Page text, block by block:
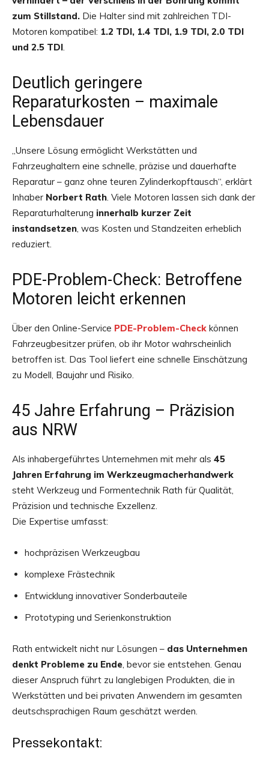
zum Stillstand. Die Halter sind mit zahlreichen TDI-
Motoren kompatibel: 1.2 TDI, 1.4 TDI, 1.9 TDI, 2.0 TDI
und 2.5 TDI.
Deutlich geringere
Reparaturkosten – maximale
Lebensdauer
„Unsere Lösung ermöglicht Werkstätten und
Fahrzeughaltern eine schnelle, präzise und dauerhafte
Reparatur – ganz ohne teuren Zylinderkopftausch“, erklärt
Inhaber Norbert Rath. Viele Motoren lassen sich dank der
Reparaturhalterung innerhalb kurzer Zeit
instandsetzen, was Kosten und Standzeiten erheblich
reduziert.
PDE-Problem-Check: Betroffene
Motoren leicht erkennen
Über den Online-Service PDE-Problem-Check können
Fahrzeugbesitzer prüfen, ob ihr Motor wahrscheinlich
betroffen ist. Das Tool liefert eine schnelle Einschätzung
zu Modell, Baujahr und Risiko.
45 Jahre Erfahrung – Präzision
aus NRW
Als inhabergeführtes Unternehmen mit mehr als 45
Jahren Erfahrung im Werkzeugmacherhandwerk
steht Werkzeug und Formentechnik Rath für Qualität,
Präzision und technische Exzellenz.
Die Expertise umfasst:
hochpräzisen Werkzeugbau
komplexe Frästechnik
Entwicklung innovativer Sonderbauteile
Prototyping und Serienkonstruktion
Rath entwickelt nicht nur Lösungen – das Unternehmen
denkt Probleme zu Ende, bevor sie entstehen. Genau
dieser Anspruch führt zu langlebigen Produkten, die in
Werkstätten und bei privaten Anwendern im gesamten
deutschsprachigen Raum geschätzt werden.
Pressekontakt: